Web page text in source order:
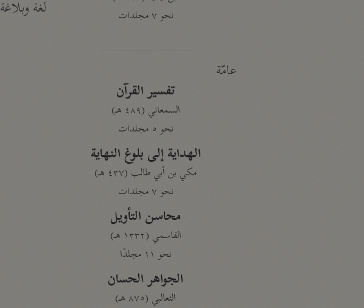
نحو ٧ مجلدات
عامّة
تفسير القرآن
السمعاني (٤٨٩ هـ)
نحو ٥ مجلدات
الهداية إلى بلوغ النهاية
مكي بن أبي طالب (٤٣٧ هـ)
نحو ٧ مجلدات
محاسن التأويل
القاسمي (١٣٣٢ هـ)
نحو ١١ مجلدًا
الجواهر الحسان
الثعالبي (٨٧٥ هـ)
لغة وبلاغة